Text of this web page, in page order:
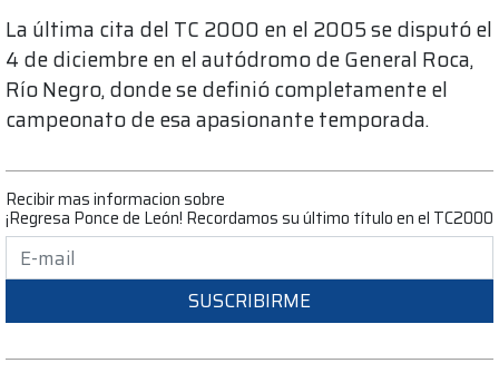
La última cita del TC 2000 en el 2005 se disputó el
4 de diciembre en el autódromo de General Roca,
Río Negro, donde se definió completamente el
campeonato de esa apasionante temporada.
Recibir mas informacion sobre
¡Regresa Ponce de León! Recordamos su último título en el TC2000
SUSCRIBIRME